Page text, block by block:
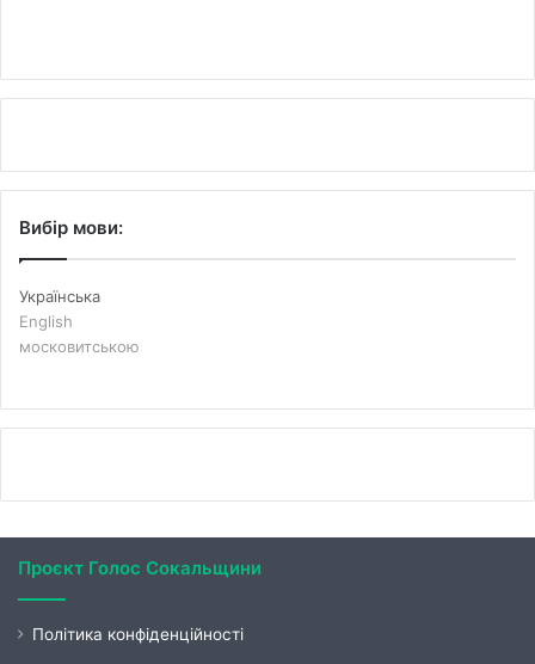
Вибір мови:
Українська
English
московитською
Проєкт Голос Сокальщини
Політика конфіденційності